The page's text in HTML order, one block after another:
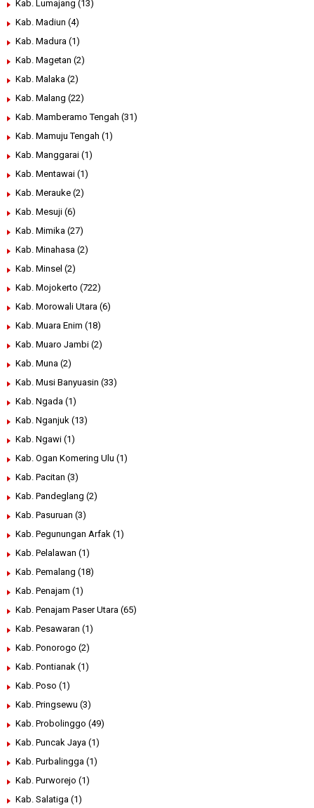
Kab. Lumajang (13)
Kab. Madiun (4)
Kab. Madura (1)
Kab. Magetan (2)
Kab. Malaka (2)
Kab. Malang (22)
Kab. Mamberamo Tengah (31)
Kab. Mamuju Tengah (1)
Kab. Manggarai (1)
Kab. Mentawai (1)
Kab. Merauke (2)
Kab. Mesuji (6)
Kab. Mimika (27)
Kab. Minahasa (2)
Kab. Minsel (2)
Kab. Mojokerto (722)
Kab. Morowali Utara (6)
Kab. Muara Enim (18)
Kab. Muaro Jambi (2)
Kab. Muna (2)
Kab. Musi Banyuasin (33)
Kab. Ngada (1)
Kab. Nganjuk (13)
Kab. Ngawi (1)
Kab. Ogan Komering Ulu (1)
Kab. Pacitan (3)
Kab. Pandeglang (2)
Kab. Pasuruan (3)
Kab. Pegunungan Arfak (1)
Kab. Pelalawan (1)
Kab. Pemalang (18)
Kab. Penajam (1)
Kab. Penajam Paser Utara (65)
Kab. Pesawaran (1)
Kab. Ponorogo (2)
Kab. Pontianak (1)
Kab. Poso (1)
Kab. Pringsewu (3)
Kab. Probolinggo (49)
Kab. Puncak Jaya (1)
Kab. Purbalingga (1)
Kab. Purworejo (1)
Kab. Salatiga (1)